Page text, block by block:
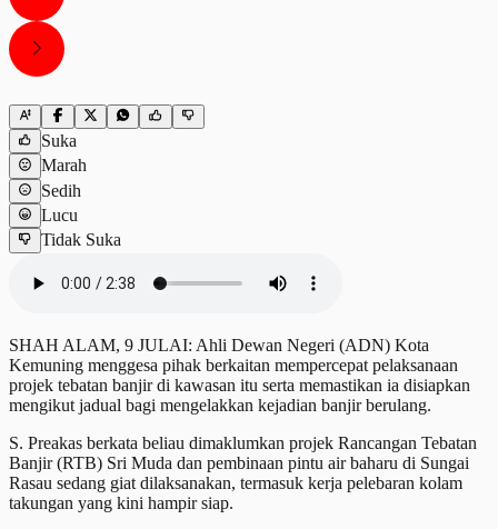
Suka
Marah
Sedih
Lucu
Tidak Suka
SHAH ALAM, 9 JULAI: Ahli Dewan Negeri (ADN) Kota
Kemuning menggesa pihak berkaitan mempercepat pelaksanaan
projek tebatan banjir di kawasan itu serta memastikan ia disiapkan
mengikut jadual bagi mengelakkan kejadian banjir berulang.
S. Preakas berkata beliau dimaklumkan projek Rancangan Tebatan
Banjir (RTB) Sri Muda dan pembinaan pintu air baharu di Sungai
Rasau sedang giat dilaksanakan, termasuk kerja pelebaran kolam
takungan yang kini hampir siap.